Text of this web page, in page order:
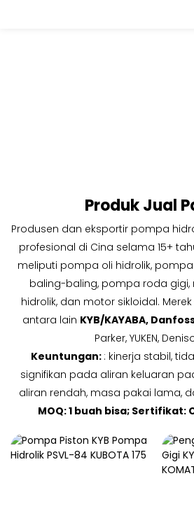
Produk Jual
Produsen dan eksportir pompa
profesional di Cina selama 15+
meliputi pompa oli hidrolik,
baling-baling, pompa roda
hidrolik, dan motor sikloidal.
antara lain KYB/KAYABA,
Parker, YUKEN,
Keuntungan: : kinerja stabil,
signifikan pada aliran keluaran
aliran rendah, masa pakai lama,
MOQ: 1 buah bisa; Sertifikat: